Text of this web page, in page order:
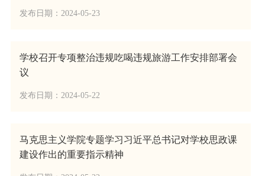
发布日期：2024-05-23
学校召开专项整治违规吃喝违规旅游工作安排部署会
议
发布日期：2024-05-22
马克思主义学院专题学习习近平总书记对学校思政课
建设作出的重要指示精神